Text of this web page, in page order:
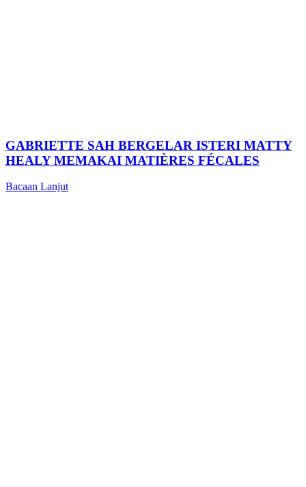
GABRIETTE SAH BERGELAR ISTERI MATTY
HEALY MEMAKAI MATIÈRES FÉCALES
Bacaan Lanjut